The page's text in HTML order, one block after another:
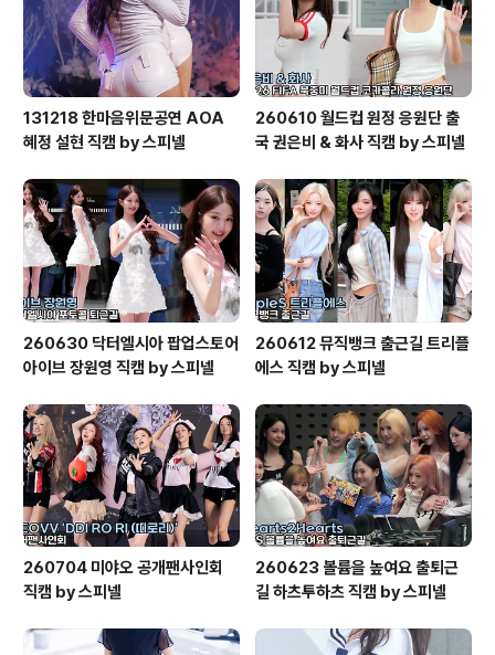
131218 한마음위문공연 AOA
혜정 설현 직캠 by 스피넬
260610 월드컵 원정 응원단 출
국 권은비 & 화사 직캠 by 스피넬
260630 닥터엘시아 팝업스토어
아이브 장원영 직캠 by 스피넬
260612 뮤직뱅크 출근길 트리플
에스 직캠 by 스피넬
260704 미야오 공개팬사인회
직캠 by 스피넬
260623 볼륨을 높여요 출퇴근
길 하츠투하츠 직캠 by 스피넬